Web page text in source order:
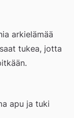
arkielämää
tukea, jotta
apu ja tuki